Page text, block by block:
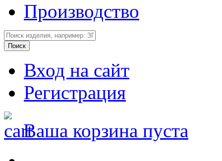
Производство
Вход на сайт
Регистрация
Ваша корзина пуста